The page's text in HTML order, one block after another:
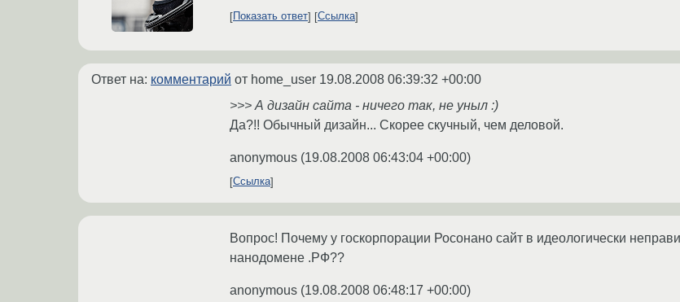
Показать ответ Ссылка
Ответ на: комментарий от home_user 19.08.2008 06:39:32 +00:00
>>> А дизайн сайта - ничего так, не уныл :)
Да?!! Обычный дизайн... Скорее скучный, чем деловой.
anonymous (19.08.2008 06:43:04 +00:00)
Ссылка
Вопрос! Почему у госкорпорации Росонано сайт в идеологически
нанодомене .РФ??
anonymous (19.08.2008 06:48:17 +00:00)